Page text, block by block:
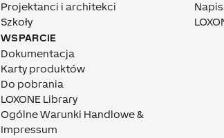
Projektanci i architekci
Szkoły
WSPARCIE
Dokumentacja
Karty produktów
Do pobrania
LOXONE Library
Ogólne Warunki Handlowe &
Impressum